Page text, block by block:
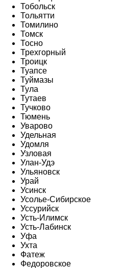
Тобольск
Тольятти
Томилино
Томск
Тосно
Трехгорный
Троицк
Туапсе
Туймазы
Тула
Тутаев
Тучково
Тюмень
Уварово
Удельная
Удомля
Узловая
Улан-Удэ
Ульяновск
Урай
Усинск
Усолье-Сибирское
Уссурийск
Усть-Илимск
Усть-Лабинск
Уфа
Ухта
Фатеж
Федоровское